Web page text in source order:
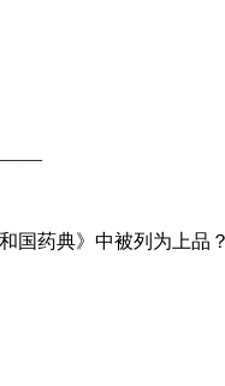
国药典》中被列为上品